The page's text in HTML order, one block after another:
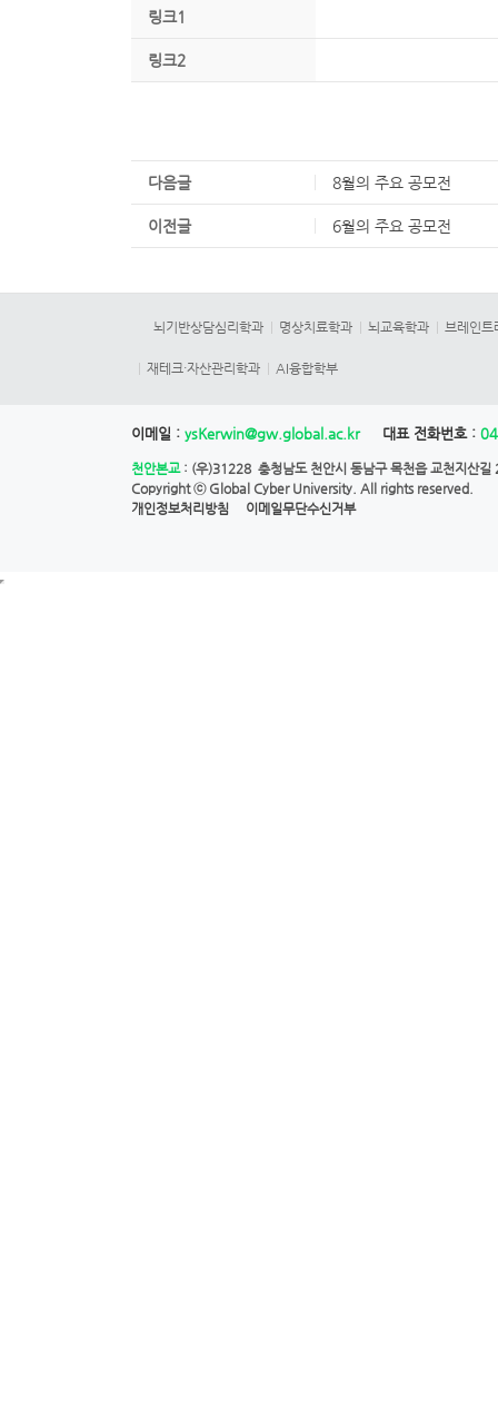
링크1
링크2
다음글 8월의 주요 공모전
이전글 6월의 주요 공모전
뇌기반상담심리학과 명상치료학과 뇌교육학과 브레인트
재테크·자산관리학과 AI융합학부
이메일 : ysKerwin@gw.global.ac.kr 대표 전화번호 :
천안본교: (우)31228 충청남도 천안시 동남구 목천읍 교천지산
Copyright ⓒ Global Cyber University. All rights reserved.
개인정보처리방침
이메일무단수신거부